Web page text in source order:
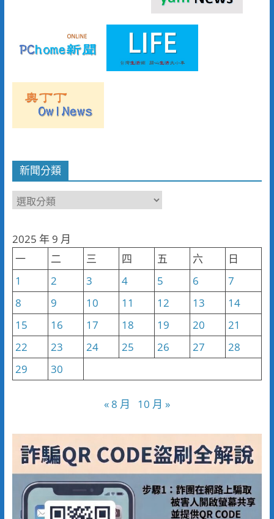
新聞分類
新
類
2025 年 9 月
一
二 三 四 五 六
日
1
2 3 4 5 6
7
8
9 10 11 12 13
14
15
16 17 18 19 20
21
22
23 24 25 26 27
28
29
30
« 8 月 10 月 »